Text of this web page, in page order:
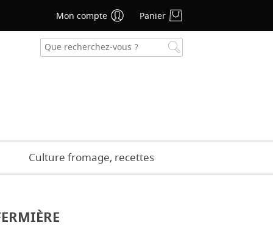
Culture fromage, recettes
Mon compte Panier